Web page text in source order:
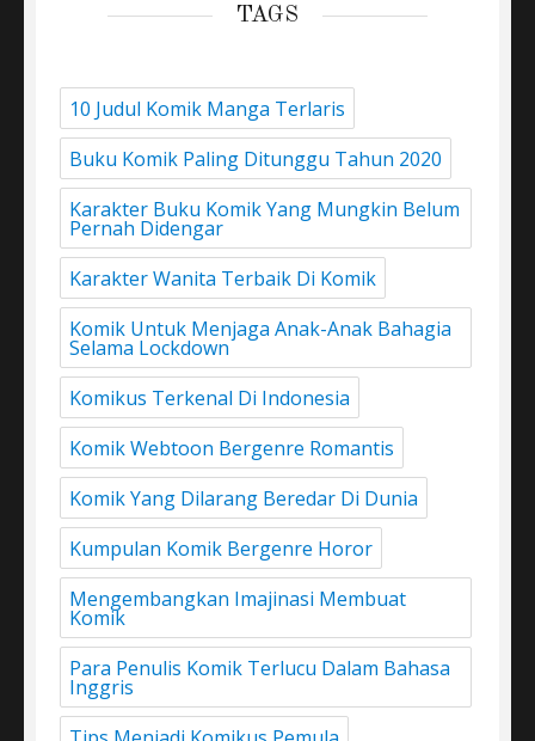
TAGS
10 Judul Komik Manga Terlaris
Buku Komik Paling Ditunggu Tahun 2020
Karakter Buku Komik Yang Mungkin Belum
Pernah Didengar
Karakter Wanita Terbaik Di Komik
Komik Untuk Menjaga Anak-Anak Bahagia
Selama Lockdown
Komikus Terkenal Di Indonesia
Komik Webtoon Bergenre Romantis
Komik Yang Dilarang Beredar Di Dunia
Kumpulan Komik Bergenre Horor
Mengembangkan Imajinasi Membuat
Komik
Para Penulis Komik Terlucu Dalam Bahasa
Inggris